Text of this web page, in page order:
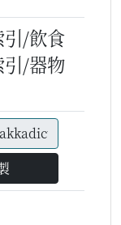
引/飲食
引/器物